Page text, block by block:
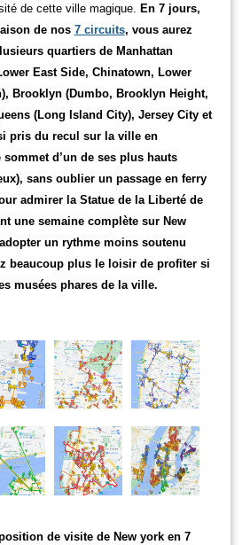
de cette ville magique.
En 7 jours,
de nos 7 circuits, vous aurez
quartiers de Manhattan
East Side, Chinatown, Lower
Brooklyn (Dumbo, Brooklyn Height,
(Long Island City), Jersey City et
pris du recul sur la ville en
sommet d’un de ses plus hauts
sans oublier un passage en ferry
admirer la Statue de la Liberté de
une semaine complète sur New
un rythme moins soutenu
beaucoup plus le loisir de profiter si
musées phares de la ville.
de visite de New york en 7